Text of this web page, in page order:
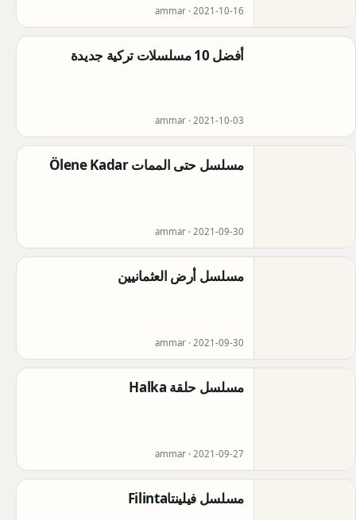
ammar · 2021-10-16
أفضل 10 مسلسلات تركية جديدة
ammar · 2021-10-03
مسلسل حتى الممات Ölene Kadar
ammar · 2021-09-30
مسلسل أرض العثمانيين
ammar · 2021-09-30
مسلسل حلقة Halka
ammar · 2021-09-27
مسلسل فيلينتاFilinta‏